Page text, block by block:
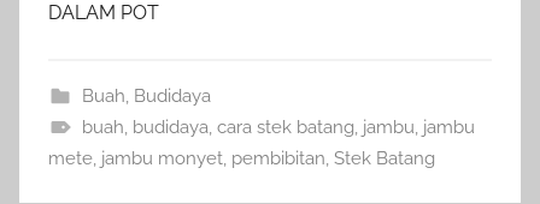
DALAM POT
Buah, Budidaya
buah, budidaya, cara stek batang, jambu, jambu
mete, jambu monyet, pembibitan, Stek Batang